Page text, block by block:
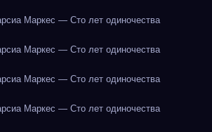
Маркес — Сто лет одиночества
Маркес — Сто лет одиночества
Маркес — Сто лет одиночества
Маркес — Сто лет одиночества